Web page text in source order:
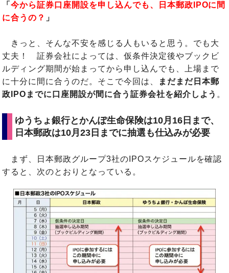
「今から証券口座開設を申し込んでも、日本郵政IPOに間
に合うの？ 」
きっと、そんな不安を感じる人もいると思う。でも大
丈夫！ 証券会社によっては、仮条件決定後やブックビ
ルディング期間が始まってから申し込んでも、上場まで
に十分に間に合うのだ。そこで今回は、
まだまだ日本郵
政IPOまでに口座開設が間に合う証券会社を紹介しよう 。
ゆうちょ銀行とかんぽ生命保険は10月16日まで、
日本郵政は10月23日までに抽選も仕込みが必要
まず、日本郵政グループ3社のIPOスケジュールを確認
すると、次のとおりとなっている。